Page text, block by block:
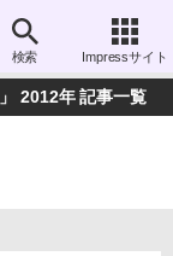
検索 Impressサイト
2012年 記事一覧